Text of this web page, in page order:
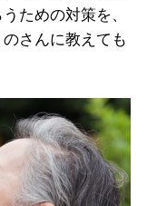
ための対策を、
さんに教えても